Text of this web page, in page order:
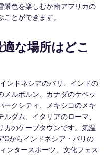
景色を楽しむか南アフリカの
とができます。
な場所はどこ
ンドネシアのバリ、インドの
メルボルン、カナダのケベッ
ークシティ、メキシコのメキ
ダム、イタリアのローマ、
カのケープタウンです。気温
からインドネシア・バリの
ンタースポーツ、文化フェス